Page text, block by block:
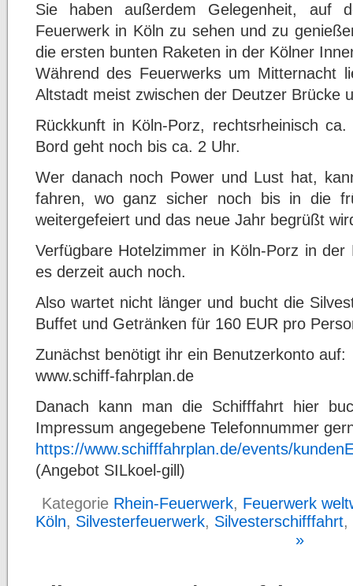
Sie haben außerdem Gelegenheit, auf
Feuerwerk in Köln zu sehen und zu
die ersten bunten Raketen in der Kölner
Während des Feuerwerks um Mitternacht
Altstadt meist zwischen der Deutzer Brücke
Rückkunft in Köln-Porz, rechtsrheinisch
Bord geht noch bis ca. 2 Uhr.
Wer danach noch Power und Lust hat,
fahren, wo ganz sicher noch bis in die
weitergefeiert und das neue Jahr begrüßt
Verfügbare Hotelzimmer in Köln-Porz in
es derzeit auch noch.
Also wartet nicht länger und bucht die
Buffet und Getränken für 160 EUR pro
Zunächst benötigt ihr ein Benutzerkonto auf:
www.schiff-fahrplan.de
Danach kann man die Schifffahrt hier
Impressum angegebene Telefonnummer
https://www.schifffahrplan.de/events/
(Angebot SILkoel-gill)
Kategorie Rhein-Feuerwerk, Feuerwerk
Köln, Silvesterfeuerwerk, Silvesterschifffahrt,
»